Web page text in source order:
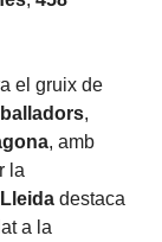
el gruix de
,
, amb
la
Lleida destaca
a la